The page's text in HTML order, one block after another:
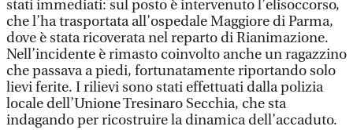
stati immediati: sul posto è intervenuto l’elisoccorso,
che l’ha trasportata all’ospedale Maggiore di Parma,
dove è stata ricoverata nel reparto di Rianimazione.
Nell’incidente è rimasto coinvolto anche un ragazzino
che passava a piedi, fortunatamente riportando solo
lievi ferite. I rilievi sono stati effettuati dalla polizia
locale dell’Unione Tresinaro Secchia, che sta
indagando per ricostruire la dinamica dell’accaduto.